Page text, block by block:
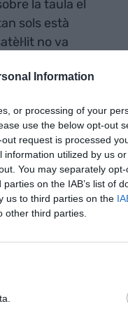
Information
or processing of your
use the below opt-out
request is processed
utilized by us
You may separately
on the IAB’s list of
us to third parties on the
other third parties.
la taula el
sols està
no va
d’aquest escrit
summament
aeris, cosa
interessa avui
Aena. Fa prop
és Aenai el seu
és moment
aeroports i
una sortida
de cedir el
275% (un 14%
vegades.
en